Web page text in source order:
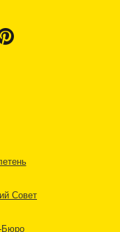
Совет
Бюро